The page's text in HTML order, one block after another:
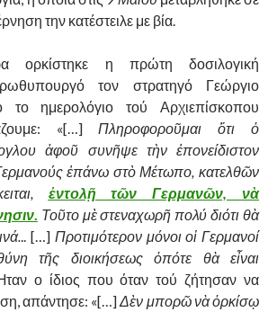
την κατέστειλε με βία.
ορκίστηκε η πρώτη δοσιλογική
τον στρατηγό Γεώργιο
το ημερολόγιο τού Αρχιεπίσκοπου
«[…]Πληροφοροῦμαι ὅτι ὁ
ἀφοῦ συνῆψε τὴν ἐπονείδιστον
ἐπάνω στὸ Μέτωπο, κατελθῶν
ἐντολῇ τῶν Γερμανῶν, νὰ
. Τοῦτο μὲ στεναχωρῆ πολύ διότι θὰ
.. […] Προτιμότερον μόνοι οἱ Γερμανοί
τῆς διοικήσεως ὁπότε θὰ εἶναι
ο ίδιος που όταν τού ζήτησαν να
απάντησε: «[…]Δὲν μπορῶ νὰ ὁρκίσῳ